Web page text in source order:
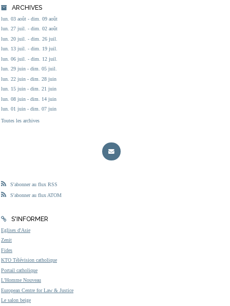
ARCHIVES
lun. 03 août - dim. 09 août
lun. 27 juil. - dim. 02 août
lun. 20 juil. - dim. 26 juil.
lun. 13 juil. - dim. 19 juil.
lun. 06 juil. - dim. 12 juil.
lun. 29 juin - dim. 05 juil.
lun. 22 juin - dim. 28 juin
lun. 15 juin - dim. 21 juin
lun. 08 juin - dim. 14 juin
lun. 01 juin - dim. 07 juin
Toutes les archives
S'abonner au flux RSS
S'abonner au flux ATOM
S'INFORMER
Eglises d'Asie
Zenit
Fides
KTO Télévision catholique
Portail catholique
L'Homme Nouveau
European Centre for Law & Justice
Le salon beige